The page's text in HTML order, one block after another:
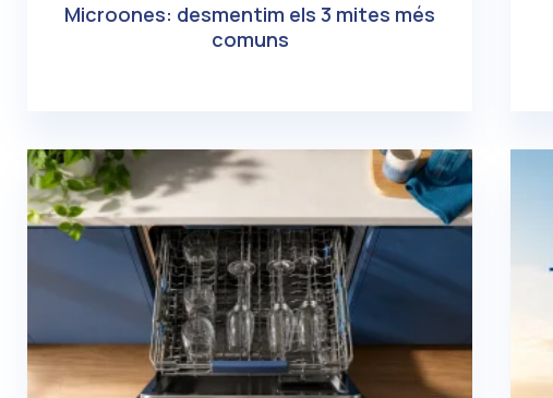
Microones: desmentim els 3 mites més
comuns